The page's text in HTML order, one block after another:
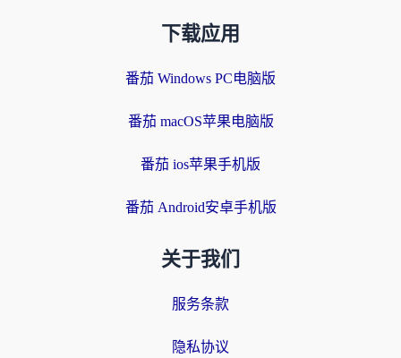
下载应用
番茄 Windows PC电脑版
番茄 macOS苹果电脑版
番茄 ios苹果手机版
番茄 Android安卓手机版
关于我们
服务条款
隐私协议